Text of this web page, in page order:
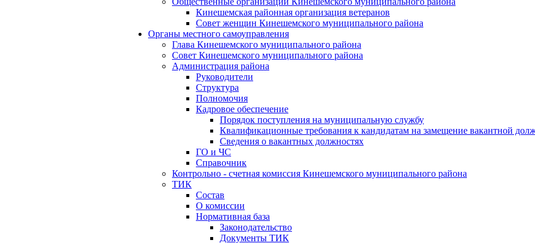
Кинешемская районная организация ветеранов
Совет женщин Кинешемского муниципального района
Органы местного самоуправления
Глава Кинешемского муниципального района
Совет Кинешемского муниципального района
Администрация района
Руководители
Структура
Полномочия
Кадровое обеспечение
Порядок поступления на муниципальную службу
Квалификационные требования к кандидатам на замещение вакантной
Сведения о вакантных должностях
ГО и ЧС
Справочник
Контрольно - счетная комиссия Кинешемского муниципального района
ТИК
Состав
О комиссии
Нормативная база
Законодательство
Документы ТИК